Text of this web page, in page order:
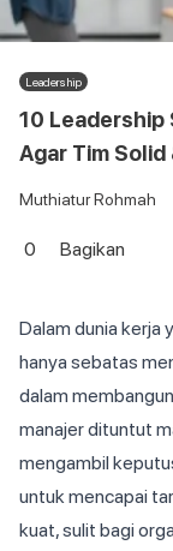
Leadership
10 Leadership
Agar Tim
Muthiatur Rohmah
0 Bagikan
Dalam dunia kerja
hanya sebatas
dalam
manajer dituntut
mengambil
untuk mencapai
kuat, sulit bagi